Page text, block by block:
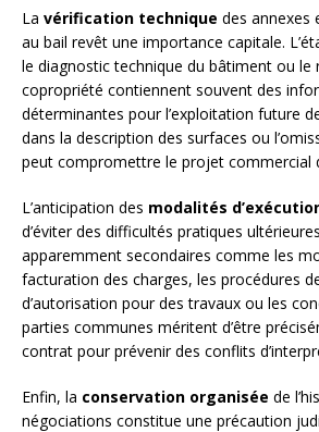
La vérification technique des annexes
au bail revêt une importance capitale.
le diagnostic technique du bâtiment ou le
copropriété contiennent souvent des
déterminantes pour l’exploitation future
dans la description des surfaces ou
peut compromettre le projet commercial
L’anticipation des modalités
d’éviter des difficultés pratiques
apparemment secondaires comme les
facturation des charges, les procédures
d’autorisation pour des travaux ou les
parties communes méritent d’être
contrat pour prévenir des conflits
Enfin, la conservation organisée de
négociations constitue une précaution